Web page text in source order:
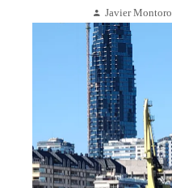
Javier Montoro